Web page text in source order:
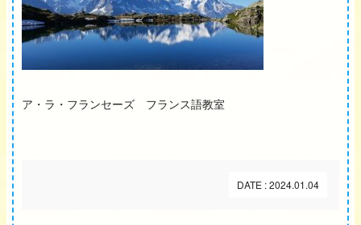
ア・ラ・フランセーズ フランス語教室
DATE : 2024.01.04